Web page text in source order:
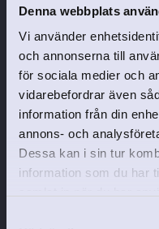
Denna webbplats
Vi använder
och annonserna till
för sociala medier och
vidarebefordrar även
information från din
annons- och
Dessa kan i sin tur
information som du har
intryck.
Personlig
med namn,
hälsning
En
symbol för
– perfekt att ta
efter år.